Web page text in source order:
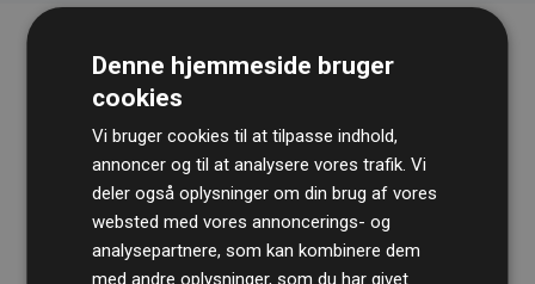
RevisionshusetBDOgennemgår løbende vores
beregninger og metode for at sikre gennemsigtighed
Denne hjemmeside bruger
cookies
Vi bruger cookies til at tilpasse indhold,
annoncer og til at analysere vores trafik. Vi
deler også oplysninger om din brug af vores
websted med vores annoncerings- og
analysepartnere, som kan kombinere dem
med andre oplysninger, som du har givet